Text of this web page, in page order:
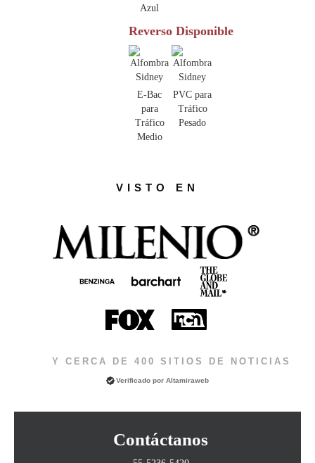
Azul
Reverso Disponible
E-Bac
para
Tráfico
Medio
PVC para
Tráfico
Pesado
VISTO EN
Y CERCA DE 400 SITIOS DE NOTICIAS
Verificado porAltamiraweb
Contáctanos